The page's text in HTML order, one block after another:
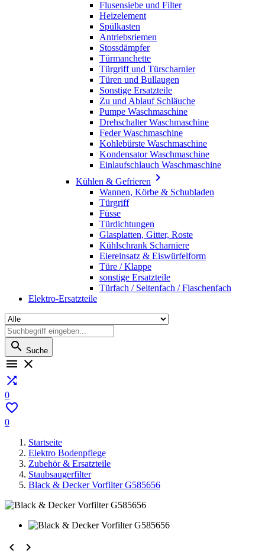
Flusensiebe und Filter
Heizelement
Spülkasten
Antriebsriemen
Stossdämpfer
Türmanchette
Türgriff und Türscharnier
Türen und Bullaugen
Sonstige Ersatzteile
Zu und Ablauf Schläuche
Pumpe Waschmaschine
Drehschalter Waschmaschine
Feder Waschmaschine
Kohlebürste Waschmaschine
Kondensator Waschmaschine
Einlaufschlauch Waschmaschine
Kühlen & Gefrieren 
Wannen, Körbe & Schubladen
Türgriff
Füsse
Türdichtungen
Glasplatten, Gitter, Roste
Kühlschrank Scharniere
Eiereinsatz & Eiswürfelform
Türe / Klappe
sonstige Ersatzteile
Türfach / Seitenfach / Flaschenfach
Elektro-Ersatzteile
 Suche
 

0

0
Startseite
Elektro Bodenpflege
Zubehör & Ersatzteile
Staubsaugerfilter
Black & Decker Vorfilter G585656
 